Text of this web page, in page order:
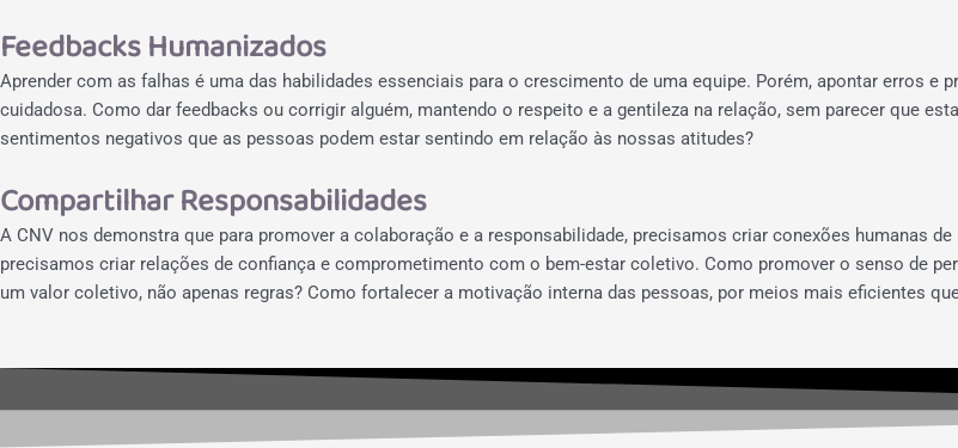
Feedbacks Humanizados
Aprender com as falhas é uma das habilidades essenciais para o crescimento de uma equipe. Porém, apontar erros
cuidadosa. Como dar feedbacks ou corrigir alguém, mantendo o respeito e a gentileza na relação, sem parecer que
sentimentos negativos que as pessoas podem estar sentindo em relação às nossas atitudes?
Compartilhar Responsabilidades
A CNV nos demonstra que para promover a colaboração e a responsabilidade, precisamos criar conexões humanas
precisamos criar relações de confiança e comprometimento com o bem-estar coletivo. Como promover o senso de
um valor coletivo, não apenas regras? Como fortalecer a motivação interna das pessoas, por meios mais eficientes